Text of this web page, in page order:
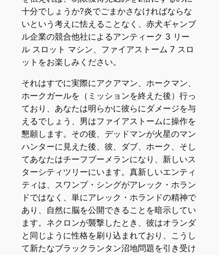
十分でしょうか?炎でごまかさなければならな
いという考えに怯えることなく、赤犬ギャンブ
ル企業の競合他社によるアンティーク 3 リー
ル スロット マシン、ファイアストーム 7 スロ
ットをお楽しみください。
それはすでに実際にアクアマン、ホークマン、
ホークガールを（ミッションを終えた後）行っ
ており、あなたは明らかに彼らにダメージを与
えるでしょう、男はファイアストームに操作を
懇願します。その後、デッドマンが火星のマン
ハンターに見えた後、彼、ダブ、ホーク、そし
てあなたはチーフブーメランになり、新しいス
ターシティツリーにいます。真新しいエンティ
ティは、スワンプ・シングがアレック・ホラン
ドではなく、単にアレック・ホランドの精神で
あり、自然に脳を公開できることを暗示してい
ます。ネクロンが襲撃したとき、彼はオランダ
と同じように性格を刷り込まれており、こうし
て新たなブラックランタン沼地問題を引き受け